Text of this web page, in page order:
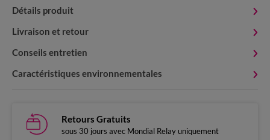
Détails produit
Livraison et retour
Conseils entretien
Caractéristiques environnementales
Retours Gratuits
sous 30 jours avec Mondial Relay uniquement